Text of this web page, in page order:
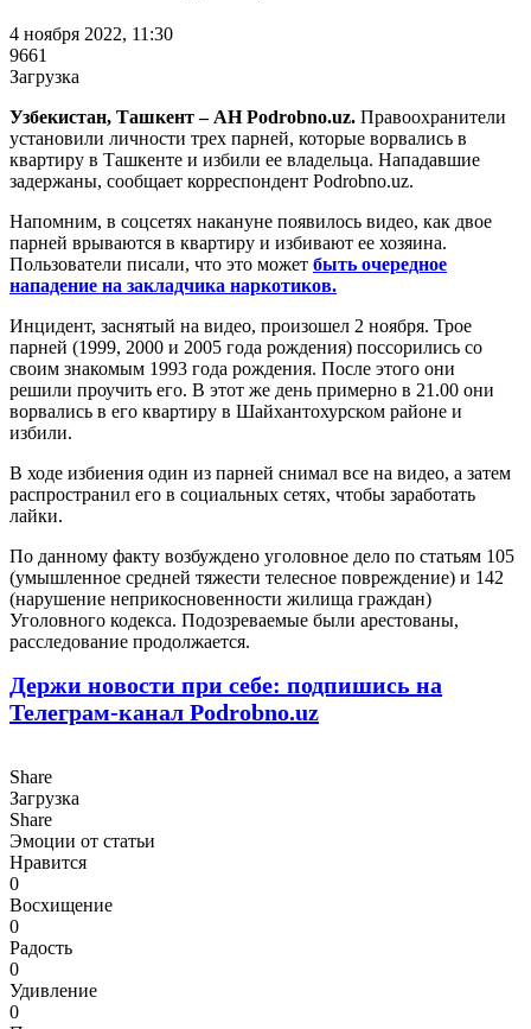
4 ноября 2022, 11:30
9661
Загрузка
Узбекистан, Ташкент – АН Podrobno.uz. Правоохранители
установили личности трех парней, которые ворвались в
квартиру в Ташкенте и избили ее владельца. Нападавшие
задержаны, сообщает корреспондент Podrobno.uz.
Напомним, в соцсетях накануне появилось видео, как двое
парней врываются в квартиру и избивают ее хозяина.
Пользователи писали, что это может быть очередное
нападение на закладчика наркотиков.
Инцидент, заснятый на видео, произошел 2 ноября. Трое
парней (1999, 2000 и 2005 года рождения) поссорились со
своим знакомым 1993 года рождения. После этого они
решили проучить его. В этот же день примерно в 21.00 они
ворвались в его квартиру в Шайхантохурском районе и
избили.
В ходе избиения один из парней снимал все на видео, а затем
распространил его в социальных сетях, чтобы заработать
лайки.
По данному факту возбуждено уголовное дело по статьям 105
(умышленное средней тяжести телесное повреждение) и 142
(нарушение неприкосновенности жилища граждан)
Уголовного кодекса. Подозреваемые были арестованы,
расследование продолжается.
Держи новости при себе: подпишись на
Телеграм-канал Podrobno.uz
Share
Загрузка
Share
Эмоции от статьи
Нравится
0
Восхищение
0
Радость
0
Удивление
0